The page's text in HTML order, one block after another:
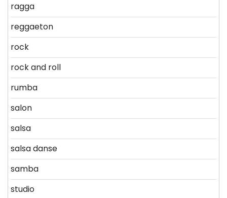
ragga
reggaeton
rock
rock and roll
rumba
salon
salsa
salsa danse
samba
studio